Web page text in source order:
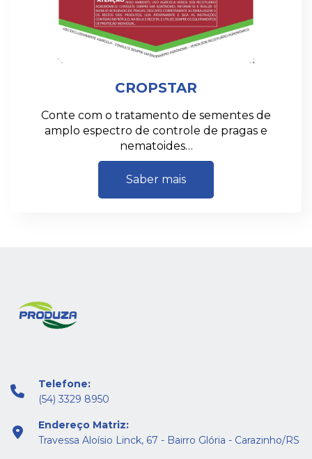
CROPSTAR
Conte com o tratamento de sementes de
amplo espectro de controle de pragas e
nematoides…
Saber mais
Telefone:
(54) 3329 8950
Endereço Matriz:
Travessa Aloísio Linck, 67 - Bairro Glória - Carazinho/RS